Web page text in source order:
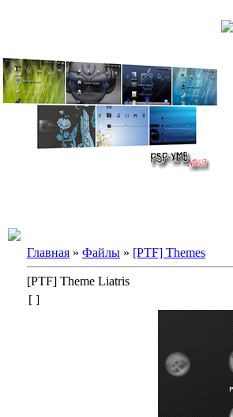
Главная » Файлы » [PTF] Themes
[PTF] Theme Liatris
[ ]